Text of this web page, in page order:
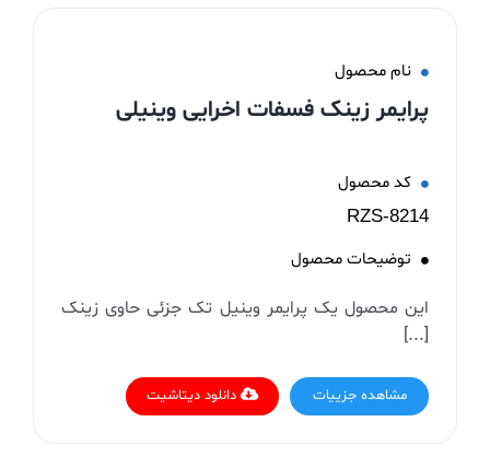
نام محصول
پرایمر زینک فسفات اخرایی وینیلی
کد محصول
RZS-8214
توضیحات محصول
این محصول یک پرایمر وینیل تک جزئی حاوی زینک
[...]
مشاهده جزییات دانلود دیتاشیت